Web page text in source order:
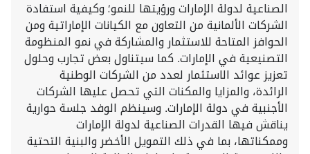
الصناعية لدولة الإمارات ورؤيتها للنمو؛ وكيفية استفادة
الشركات الألمانية من التعاون مع الكيانات الإماراتية ومن
الحوافز المتاحة للاستثمار والمشاركة في نمو المنظومة
التصنيعية في الإمارات. كما سيتناول بعض تجارب وحلول
تعزيز عوائد الاستثمار لعدد من الشركات الوطنية
الرائدة، والمزايا والمكنات التي تحصل عليها الشركات
الأجنبية في دولة الإمارات. وسينظم الوفد جلسة حوارية
يناقش فيها القدرات الصناعية لدولة الإمارات
وممكناتها، بما في ذلك التمويل الأخضر والبنية التحتية